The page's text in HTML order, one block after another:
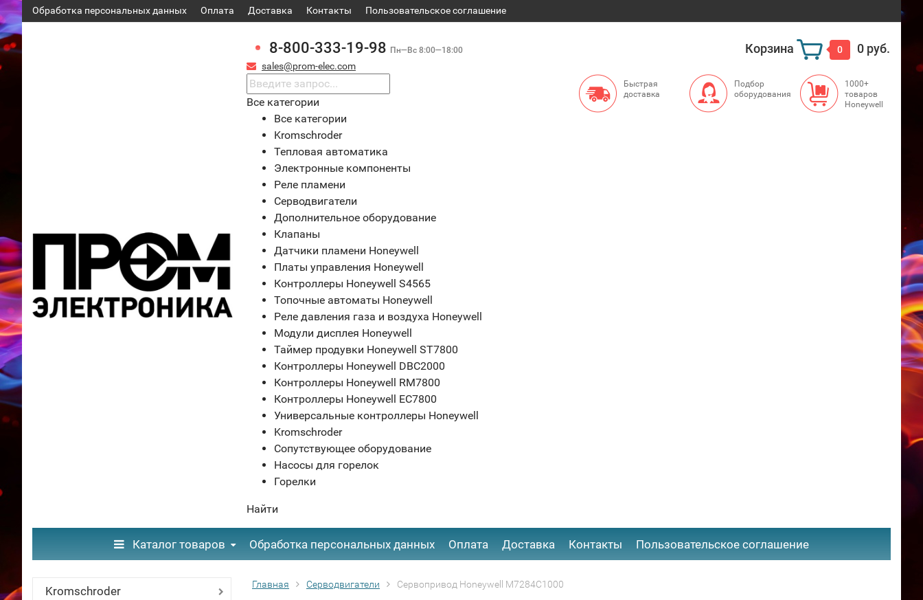
Обработка персональных данных Оплата Доставка Контакты ​Пользовательское соглашение
8-800-333-19-98 Пн—Вс 8:00—18:00
sales@prom-elec.com
Корзина 0 0 руб.
Все категории
Все категории
Kromschroder
Тепловая автоматика
Электронные компоненты
Реле пламени
Серводвигатели
Дополнительное оборудование
Клапаны
Датчики пламени Honeywell
Платы управления Honeywell
Контроллеры Honeywell S4565
Топочные автоматы Honeywell
Реле давления газа и воздуха Honeywell
Модули дисплея Honeywell
Таймер продувки Honeywell ST7800
Контроллеры Honeywell DBC2000
Контроллеры Honeywell RM7800
Контроллеры Honeywell EC7800
Универсальные контроллеры Honeywell
Kromschroder
Сопутствующее оборудование
Насосы для горелок
Горелки
Найти
Быстрая
доставка
Подбор
оборудования
1000+
товаров
Honeywell
Каталог товаров Обработка персональных данных Оплата Доставка Контакты ​Пользовательское соглашение
Kromschroder
Главная Серводвигатели Сервопривод Honeywell M7284C1000